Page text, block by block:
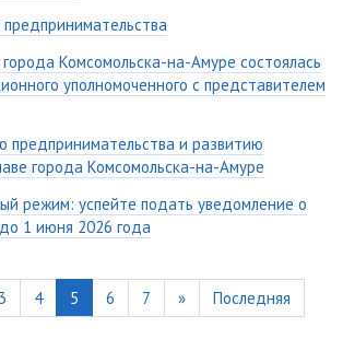
Комсомольска-на-Амуре состоялась
уполномоченного с представителем
предпринимательства и развитию
города Комсомольска-на-Амуре
режим: успейте подать уведомление о
1 июня 2026 года
3 4 5 6 7 » Последняя